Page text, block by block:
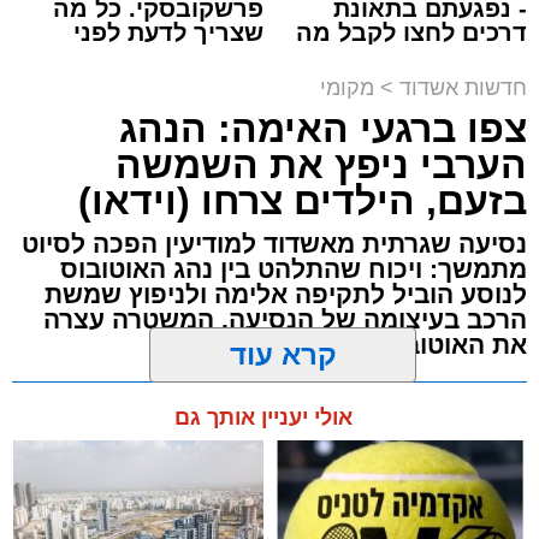
תאונת עבודה באשדוד
עובדת בת 56 נפצעה היום (שישי) באורח בינוני
לאחר שנפלה מסולם במהלך עבודתה במחסן
באזור דרך הרכבת, מתחם ביג פאשן באשדוד.
כוחות ההצלה הוזעקו למקום בעקבות דיווח על
נפילה מגובה במהלך העבודה. עם הגעתם מצאו
את האישה בהכרה מלאה, כשהיא סובלת מחבלות
במספר אזורים בגופה לאחר שנפלה מגובה של
כ-2 עד 3 מטרים.
רפאל אוקנין, כונן הצלה דרום, סיפר: “כשהגעתי
למקום הבחנתי בעובדת כשהיא בהכרה מלאה
וסובלת מחבלות מרובות בגופה לאחר שנפלה
במהלך עבודתה. יחד עם צוותי מד”א הענקנו לה
- נפגעתם בתאונת
דרכים לחצו לקבל מה
פרשקובסקי. כל מה
שצריך לדעת לפני
חדשות אשדוד > מקומי
צפו ברגעי האימה: הנהג
הערבי ניפץ את השמשה
בזעם, הילדים צרחו (וידאו)
נסיעה שגרתית מאשדוד למודיעין הפכה לסיוט
מתמשך: ויכוח שהתלהט בין נהג האוטובוס
לנוסע הוביל לתקיפה אלימה ולניפוץ שמשת
הרכב בעיצומה של הנסיעה. המשטרה עצרה
את האוטובוס בהמשך הדרך
קרא עוד
אולי יעניין אותך גם